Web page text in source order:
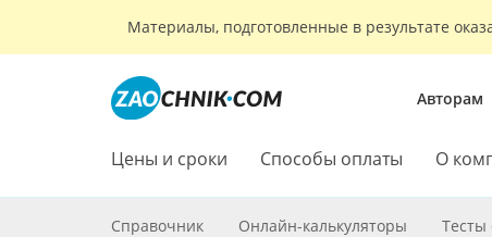
Материалы, подготовленные в результате
Авторам
Цены и сроки Способы оплаты О
Справочник Онлайн-калькуляторы Тесты